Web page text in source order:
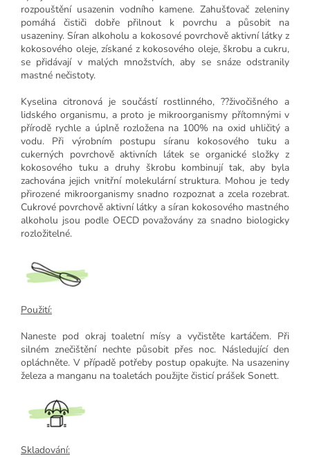
rozpouštění usazenin vodního kamene. Zahušťovač zeleniny
pomáhá čističi dobře přilnout k povrchu a působit na
usazeniny. Síran alkoholu a kokosové povrchově aktivní látky z
kokosového oleje, získané z kokosového oleje, škrobu a cukru,
se přidávají v malých množstvích, aby se snáze odstranily
mastné nečistoty.
Kyselina citronová je součástí rostlinného, ??živočišného a
lidského organismu, a proto je mikroorganismy přítomnými v
přírodě rychle a úplně rozložena na 100% na oxid uhličitý a
vodu. Při výrobním postupu síranu kokosového tuku a
cukerných povrchově aktivních látek se organické složky z
kokosového tuku a druhy škrobu kombinují tak, aby byla
zachována jejich vnitřní molekulární struktura. Mohou je tedy
přirozené mikroorganismy snadno rozpoznat a zcela rozebrat.
Cukrové povrchově aktivní látky a síran kokosového mastného
alkoholu jsou podle OECD považovány za snadno biologicky
rozložitelné.
Použití:
Naneste pod okraj toaletní mísy a vyčistěte kartáčem. Při
silném znečištění nechte působit přes noc. Následující den
opláchněte. V případě potřeby postup opakujte. Na usazeniny
železa a manganu na toaletách použijte čisticí prášek Sonett.
Skladování: